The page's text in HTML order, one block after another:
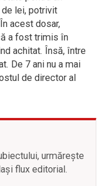
lei, potrivit
acest dosar,
a fost trimis în
achitat. Însă, între
De 7 ani nu a mai
de director al
urmărește
flux editorial.